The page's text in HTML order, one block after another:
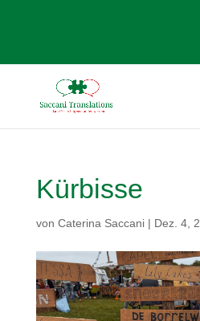
Kürbisse
von Caterina Saccani| Dez. 4,